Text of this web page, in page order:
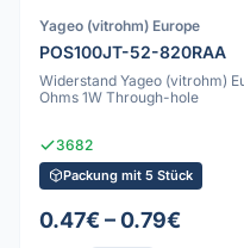
Yageo (vitrohm) Europe
POS100JT-52-820RAA
Widerstand Yageo (vitrohm)
Ohms 1W Through-hole
3682
Packung mit 5 Stück
0.47€ – 0.79€